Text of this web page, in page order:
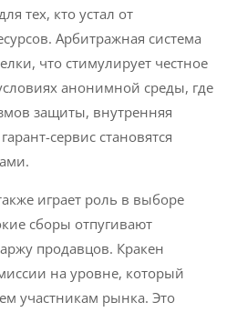
тех, кто устал от
Арбитражная система
что стимулирует честное
анонимной среды, где
защиты, внутренняя
сервис становятся
играет роль в выборе
сборы отпугивают
продавцов. Кракен
на уровне, который
участникам рынка. Это